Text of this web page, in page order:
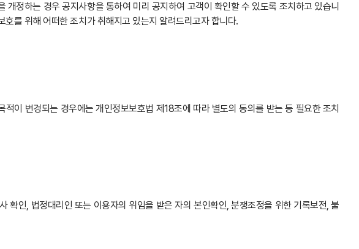
정하는 경우 공지사항을 통하여 미리 공지하여 고객이 확인할 수 있도록 조치하고 있습니
를 위해 어떠한 조치가 취해지고 있는지 알려드리고자 합니다.
이 변경되는 경우에는 개인정보보호법 제18조에 따라 별도의 동의를 받는 등 필요한 조치
인, 법정대리인 또는 이용자의 위임을 받은 자의 본인확인, 분쟁조정을 위한 기록보전, 불